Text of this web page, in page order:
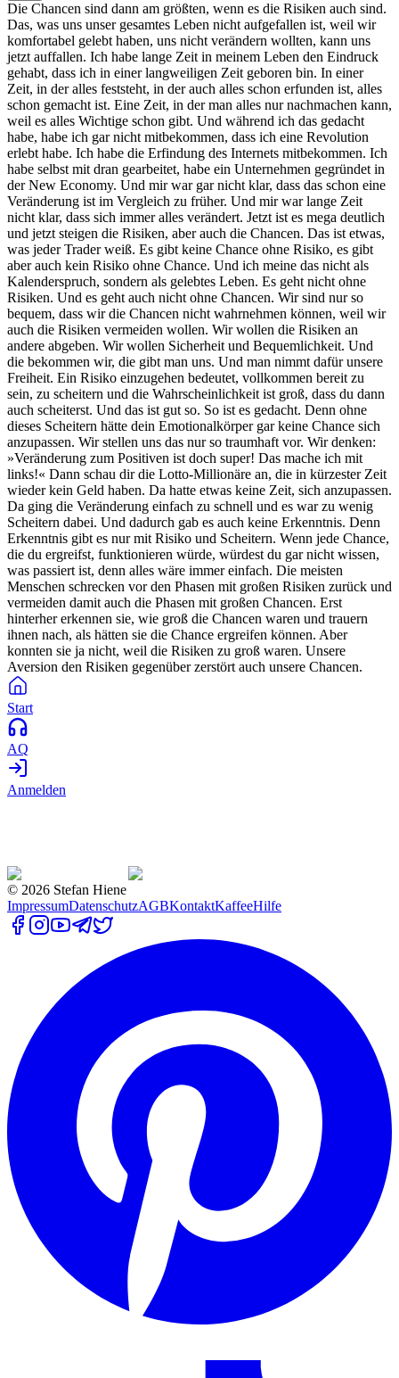
Die Chancen sind dann am größten, wenn es die Risiken auch sind.
Das, was uns unser gesamtes Leben nicht aufgefallen ist, weil wir
komfortabel gelebt haben, uns nicht verändern wollten, kann uns
jetzt auffallen. Ich habe lange Zeit in meinem Leben den Eindruck
gehabt, dass ich in einer langweiligen Zeit geboren bin. In einer
Zeit, in der alles feststeht, in der auch alles schon erfunden ist, alles
schon gemacht ist. Eine Zeit, in der man alles nur nachmachen kann,
weil es alles Wichtige schon gibt. Und während ich das gedacht
habe, habe ich gar nicht mitbekommen, dass ich eine Revolution
erlebt habe. Ich habe die Erfindung des Internets mitbekommen. Ich
habe selbst mit dran gearbeitet, habe ein Unternehmen gegründet in
der New Economy. Und mir war gar nicht klar, dass das schon eine
Veränderung ist im Vergleich zu früher. Und mir war lange Zeit
nicht klar, dass sich immer alles verändert. Jetzt ist es mega deutlich
und jetzt steigen die Risiken, aber auch die Chancen. Das ist etwas,
was jeder Trader weiß. Es gibt keine Chance ohne Risiko, es gibt
aber auch kein Risiko ohne Chance. Und ich meine das nicht als
Kalenderspruch, sondern als gelebtes Leben. Es geht nicht ohne
Risiken. Und es geht auch nicht ohne Chancen. Wir sind nur so
bequem, dass wir die Chancen nicht wahrnehmen können, weil wir
auch die Risiken vermeiden wollen. Wir wollen die Risiken an
andere abgeben. Wir wollen Sicherheit und Bequemlichkeit. Und
die bekommen wir, die gibt man uns. Und man nimmt dafür unsere
Freiheit. Ein Risiko einzugehen bedeutet, vollkommen bereit zu
sein, zu scheitern und die Wahrscheinlichkeit ist groß, dass du dann
auch scheiterst. Und das ist gut so. So ist es gedacht. Denn ohne
dieses Scheitern hätte dein Emotionalkörper gar keine Chance sich
anzupassen. Wir stellen uns das nur so traumhaft vor. Wir denken:
»Veränderung zum Positiven ist doch super! Das mache ich mit
links!« Dann schau dir die Lotto-Millionäre an, die in kürzester Zeit
wieder kein Geld haben. Da hatte etwas keine Zeit, sich anzupassen.
Da ging die Veränderung einfach zu schnell und es war zu wenig
Scheitern dabei. Und dadurch gab es auch keine Erkenntnis. Denn
Erkenntnis gibt es nur mit Risiko und Scheitern. Wenn jede Chance,
die du ergreifst, funktionieren würde, würdest du gar nicht wissen,
was passiert ist, denn alles wäre immer einfach. Die meisten
Menschen schrecken vor den Phasen mit großen Risiken zurück und
vermeiden damit auch die Phasen mit großen Chancen. Erst
hinterher erkennen sie, wie groß die Chancen waren und trauern
ihnen nach, als hätten sie die Chance ergreifen können. Aber
konnten sie ja nicht, weil die Risiken zu groß waren. Unsere
Aversion den Risiken gegenüber zerstört auch unsere Chancen.
Start
AQ
Anmelden
© 2026 Stefan Hiene
ImpressumDatenschutzAGBKontaktKaffeeHilfe